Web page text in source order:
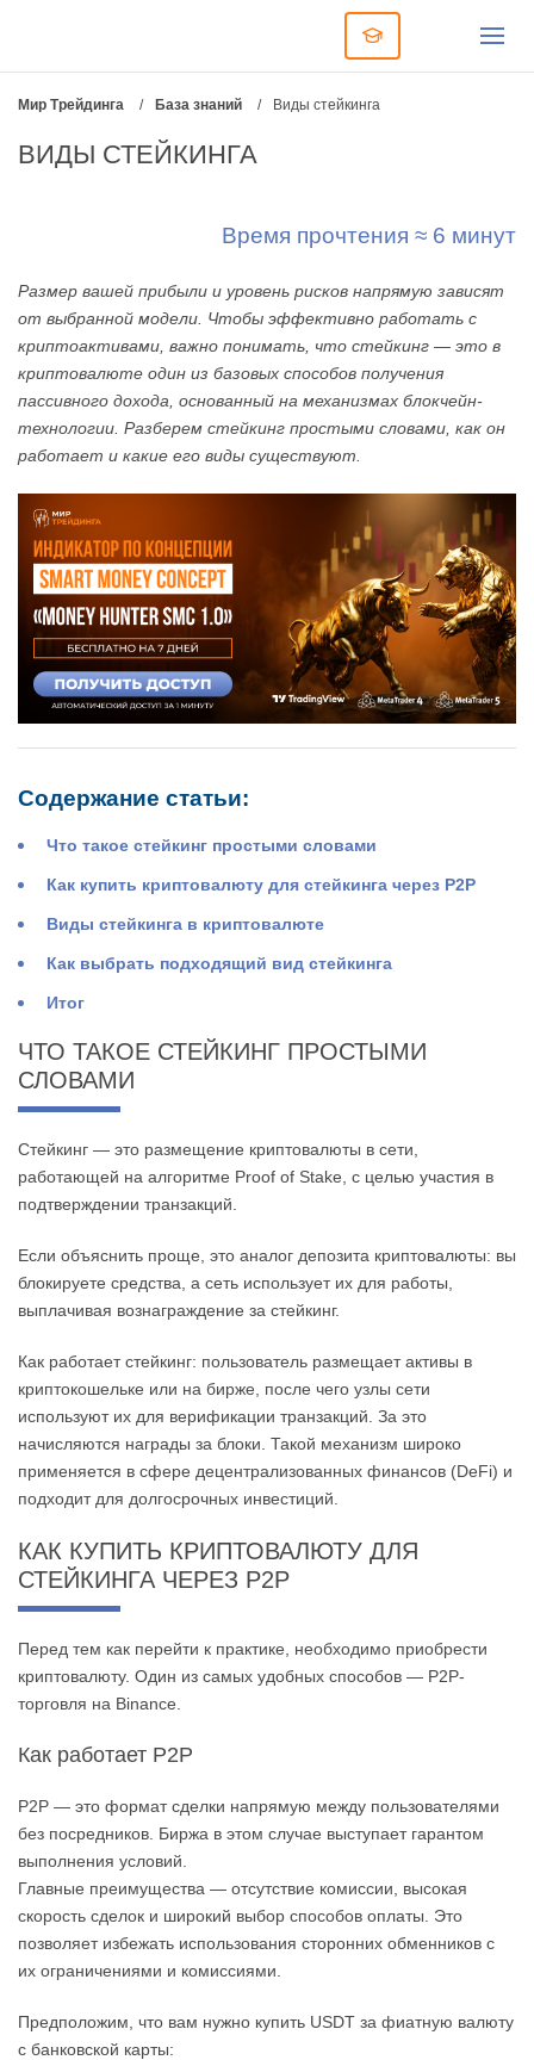
Мир Трейдинга / База знаний / Виды стейкинга
ВИДЫ СТЕЙКИНГА
Время прочтения ≈ 6 минут
Размер вашей прибыли и уровень рисков напрямую зависят
от выбранной модели. Чтобы эффективно работать с
криптоактивами, важно понимать, что стейкинг — это в
криптовалюте один из базовых способов получения
пассивного дохода, основанный на механизмах блокчейн-
технологии. Разберем стейкинг простыми словами, как он
работает и какие его виды существуют.
Содержание статьи:
Что такое стейкинг простыми словами
Как купить криптовалюту для стейкинга через P2P
Виды стейкинга в криптовалюте
Как выбрать подходящий вид стейкинга
Итог
ЧТО ТАКОЕ СТЕЙКИНГ ПРОСТЫМИ
СЛОВАМИ
Стейкинг — это размещение криптовалюты в сети,
работающей на алгоритме Proof of Stake, с целью участия в
подтверждении транзакций.
Если объяснить проще, это аналог депозита криптовалюты: вы
блокируете средства, а сеть использует их для работы,
выплачивая вознаграждение за стейкинг.
Как работает стейкинг: пользователь размещает активы в
криптокошельке или на бирже, после чего узлы сети
используют их для верификации транзакций. За это
начисляются награды за блоки. Такой механизм широко
применяется в сфере децентрализованных финансов (DeFi) и
подходит для долгосрочных инвестиций.
КАК КУПИТЬ КРИПТОВАЛЮТУ ДЛЯ
СТЕЙКИНГА ЧЕРЕЗ P2P
Перед тем как перейти к практике, необходимо приобрести
криптовалюту. Один из самых удобных способов — P2P-
торговля на Binance.
Как работает P2P
P2P — это формат сделки напрямую между пользователями
без посредников. Биржа в этом случае выступает гарантом
выполнения условий.
Главные преимущества — отсутствие комиссии, высокая
скорость сделок и широкий выбор способов оплаты. Это
позволяет избежать использования сторонних обменников с
их ограничениями и комиссиями.
Предположим, что вам нужно купить USDT за фиатную валюту
с банковской карты: